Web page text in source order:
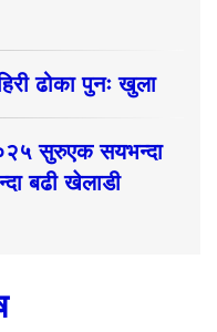
ढोका पुनः खुला
सुरुएक सयभन्दा
बढी खेलाडी